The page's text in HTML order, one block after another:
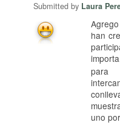
Submitted by Laura
han
para
uno